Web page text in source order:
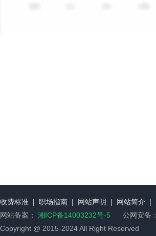
收费标准 | 职场指南 | 网站声明 | 网站简介 |
网站备案： 湘ICP备14003232号-5 公网安备：
Copyright @ 2015-2024 All Right Reserved